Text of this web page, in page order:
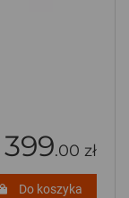
399.00 zł
Do koszyka